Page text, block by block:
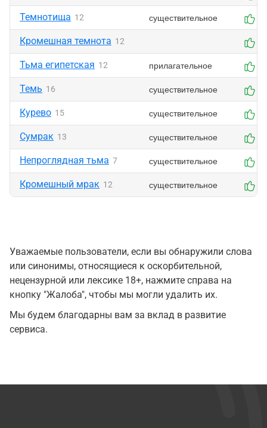
Темнотища 12 существительное
Кромешная темнота 12
Тьма египетская 12 прилагательное
Темь 16 существительное
Курево 15 существительное
Сумрак 13 существительное
Непроглядная тьма 7 существительное
Кромешный мрак 12 существительное
Уважаемые пользователи, если вы обнаружили слова
или синонимы, относящиеся к оскорбительной,
нецензурной или лексике 18+, нажмите справа на
кнопку "Жалоба", чтобы мы могли удалить их.
Мы будем благодарны вам за вклад в развитие
сервиса.